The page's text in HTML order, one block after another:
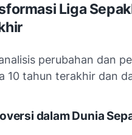
Liga
perubahan dan
10 tahun terakhir dan
dalam Dunia